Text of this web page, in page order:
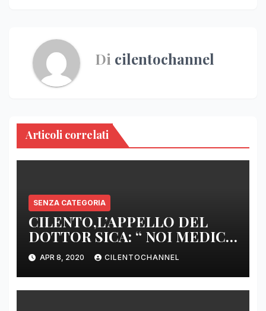
Di cilentochannel
Articoli correlati
SENZA CATEGORIA
CILENTO,L’APPELLO DEL
DOTTOR SICA: “ NOI MEDICI
DI BASE SIAMO SENZA ARMI
E SENZA PRESIDI”
APR 8, 2020 CILENTOCHANNEL